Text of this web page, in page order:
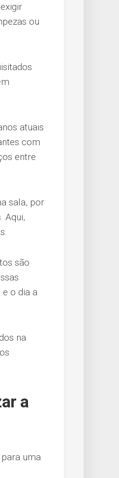
ou
atuais
com
entre
sala, por
Aqui,
são
o dia a
na
a
uma